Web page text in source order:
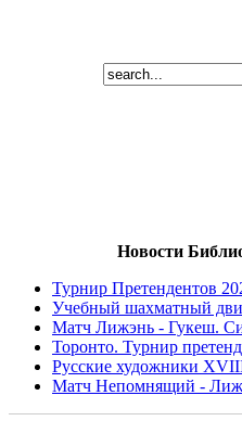
Новости
Турнир Претендентов
Учебный шахматный
Матч Лижэнь - Гукеш.
Торонто. Турнир
Русские художники
Матч Непомнящий -